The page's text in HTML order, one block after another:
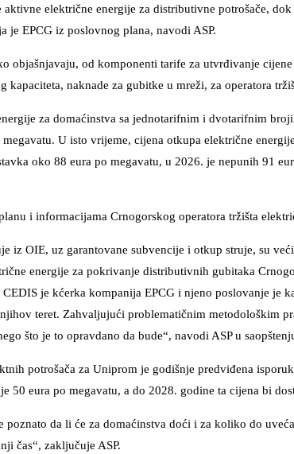
električne energije za distributivne potrošače,
je EPCG iz poslovnog plana, navodi ASP.
objašnjavaju, od komponenti tarife za utvrđivanje
kapaciteta, naknade za gubitke u mreži, za operatora
za domaćinstva sa jednotarifnim i dvotarifnim
U isto vrijeme, cijena otkupa električne
oko 88 eura po megavatu, u 2026. je nepunih 91
i informacijama Crnogorskog operatora tržišta
iz OIE, uz garantovane subvencije i otkup struje, su
energije za pokrivanje distributivnih gubitaka
je kćerka kompanija EPCG i njeno poslovanje je
teret. Zahvaljujući problematičnim metodološkim
što je to opravdano da bude“, navodi ASP u
potrošača za Uniprom je godišnje predviđena
50 eura po megavatu, a do 2028. godine ta cijena bi
poznato da li će za domaćinstva doći i za koliko do
čas“, zaključuje ASP.